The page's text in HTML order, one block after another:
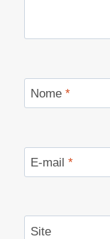
Nome *
E-mail *
Site